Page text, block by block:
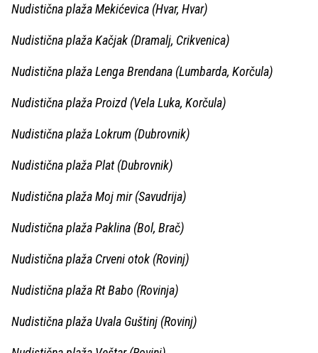
Nudistična plaža Mekićevica (Hvar, Hvar)
Nudistična plaža Kačjak (Dramalj, Crikvenica)
Nudistična plaža Lenga Brendana (Lumbarda, Korčula)
Nudistična plaža Proizd (Vela Luka, Korčula)
Nudistična plaža Lokrum (Dubrovnik)
Nudistična plaža Plat (Dubrovnik)
Nudistična plaža Moj mir (Savudrija)
Nudistična plaža Paklina (Bol, Brač)
Nudistična plaža Crveni otok (Rovinj)
Nudistična plaža Rt Babo (Rovinja)
Nudistična plaža Uvala Guštinj (Rovinj)